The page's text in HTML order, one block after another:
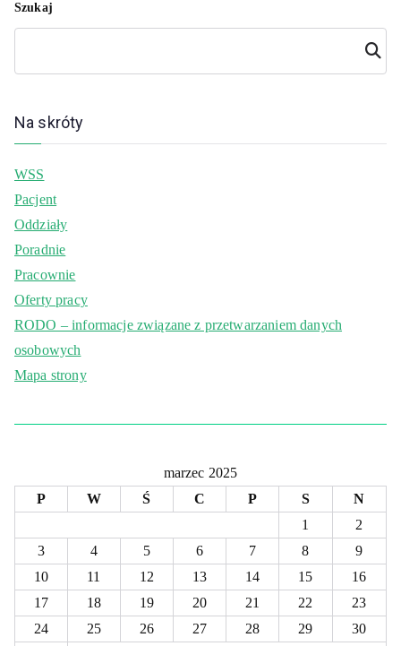
Szukaj
Szuka
j
Na skróty
WSS
Pacjent
Oddziały
Poradnie
Pracownie
Oferty pracy
RODO – informacje związane z przetwarzaniem danych
osobowych
Mapa strony
marzec 2025
P
W Ś C P S
N
1
2
3
4 5 6 7 8
9
10
11 12 13 14 15
16
17
18 19 20 21 22
23
24
25 26 27 28 29
30